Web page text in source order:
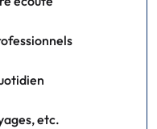
etc.